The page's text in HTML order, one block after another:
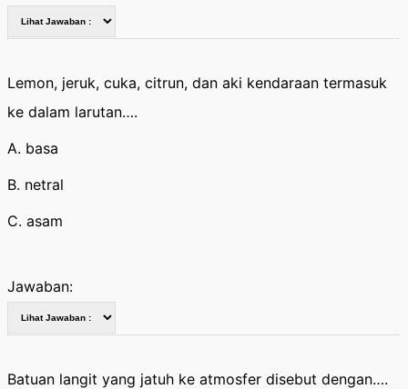
Lemon, jeruk, cuka, citrun, dan aki kendaraan termasuk
ke dalam larutan….
A. basa
B. netral
C. asam
Jawaban:
Batuan langit yang jatuh ke atmosfer disebut dengan….